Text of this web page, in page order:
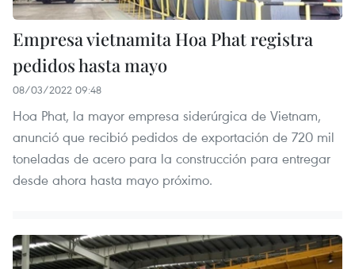
Empresa vietnamita Hoa Phat registra
pedidos hasta mayo
08/03/2022 09:48
Hoa Phat, la mayor empresa siderúrgica de Vietnam,
anunció que recibió pedidos de exportación de 720 mil
toneladas de acero para la construcción para entregar
desde ahora hasta mayo próximo.